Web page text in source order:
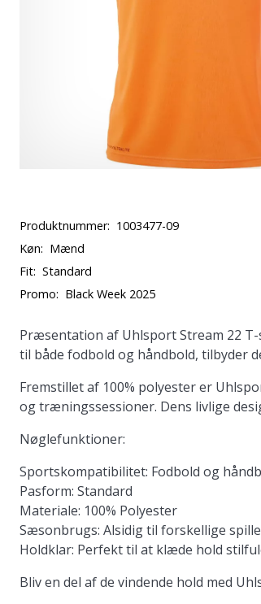
Produktnummer: 1003477-09
Køn: Mænd
Fit: Standard
Promo: Black Week 2025
Præsentation af Uhlsport Stream 22
til både fodbold og håndbold, tilbyder
Fremstillet af 100% polyester er
og træningssessioner. Dens livlige
Nøglefunktioner:
Sportskompatibilitet: Fodbold og
Pasform: Standard
Materiale: 100% Polyester
Sæsonbrugs: Alsidig til forskellige
Holdklar: Perfekt til at klæde hold
Bliv en del af de vindende hold med